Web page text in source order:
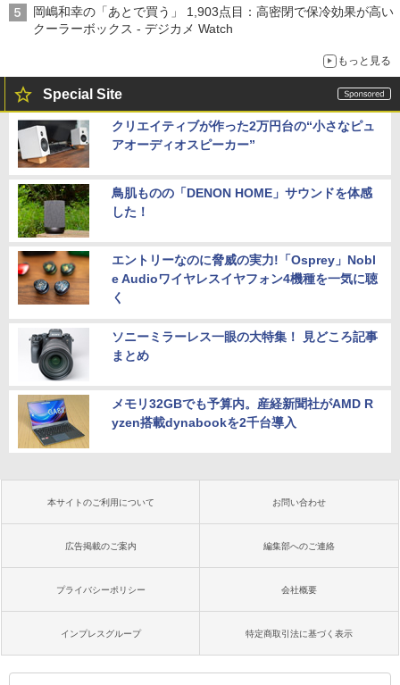
岡嶋和幸の「あとで買う」 1,903点目：高密閉で保冷効果が高い
クーラーボックス - デジカメ Watch
もっと見る
Special Site
クリエイティブが作った2万円台の“小さなピュ
アオーディオスピーカー”
鳥肌ものの「DENON HOME」サウンドを体感
した！
エントリーなのに脅威の実力!「Osprey」Nobl
e Audioワイヤレスイヤフォン4機種を一気に聴
く
ソニーミラーレス一眼の大特集！ 見どころ記事
まとめ
メモリ32GBでも予算内。産経新聞社がAMD R
yzen搭載dynabookを2千台導入
本サイトのご利用について お問い合わせ
広告掲載のご案内 編集部へのご連絡
プライバシーポリシー 会社概要
インプレスグループ 特定商取引法に基づく表示